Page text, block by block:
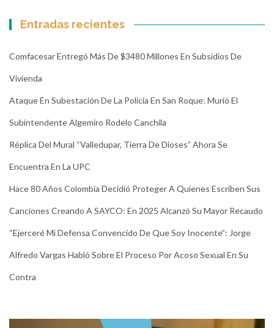
Entradas recientes
Comfacesar Entregó Más De $3480 Millones En Subsidios De
Vivienda
Ataque En Subestación De La Policía En San Roque: Murió El
Subintendente Algemiro Rodelo Canchila
Réplica Del Mural “Valledupar, Tierra De Dioses” Ahora Se
Encuentra En La UPC
Hace 80 Años Colombia Decidió Proteger A Quienes Escriben Sus
Canciones Creando A SAYCO: En 2025 Alcanzó Su Mayor Recaudo
“Ejerceré Mi Defensa Convencido De Que Soy Inocente”: Jorge
Alfredo Vargas Habló Sobre El Proceso Por Acoso Sexual En Su
Contra